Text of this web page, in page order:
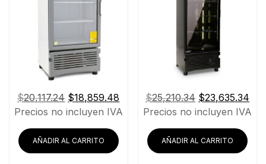
$20,117.24 El
precio
era:
$20,117.24.
$18,859.48
precio
$18,859.48.
Precios no incluyen IVA
AÑADIR AL CARRITO
$25,210.34 El
precio
era:
$25,210.34.
$23,635.34
Precios no incluyen IVA
AÑADIR AL CARRITO